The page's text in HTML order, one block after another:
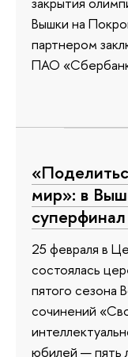
Вышки на
партнером
ПАО
мир»: в
25 февраля в
состоялась
пятого сезона
сочинений
юбилей — пять